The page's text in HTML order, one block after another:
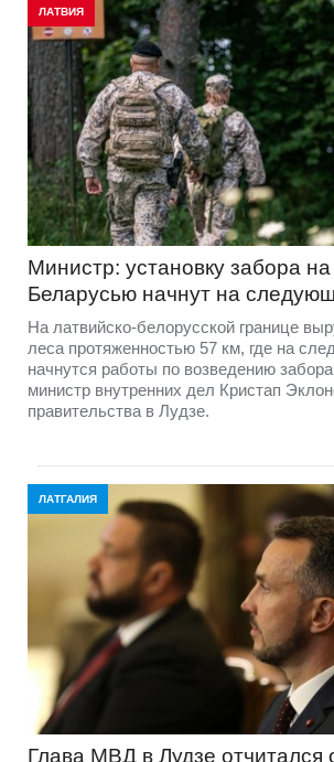
ЛАТВИЯ
Министр: установку забора
Беларусью начнут на
На латвийско-белорусской границе
леса протяженностью 57 км, где на
начнутся работы по возведению
министр внутренних дел Кристап
правительства в Лудзе.
ЛАТГАЛИЯ
Глава МВД в Лудзе отчитался